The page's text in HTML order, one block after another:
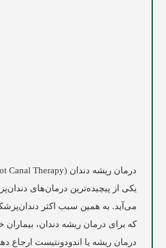
یکی از پیچیده‌ترین درمان‌های
می‌آید. به همین سبب اکثر
که برای درمان ریشه دندان،
درمان ریشه یا اندودونتیست ارجاع